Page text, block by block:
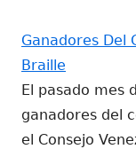
Ganadores Del
Braille
El pasado mes
ganadores del
el Consejo